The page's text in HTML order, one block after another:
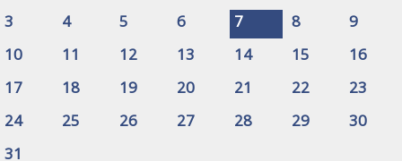
3
4 5 6 7 8
9
10
11 12 13 14 15
16
17
18 19 20 21 22
23
24
25 26 27 28 29
30
31